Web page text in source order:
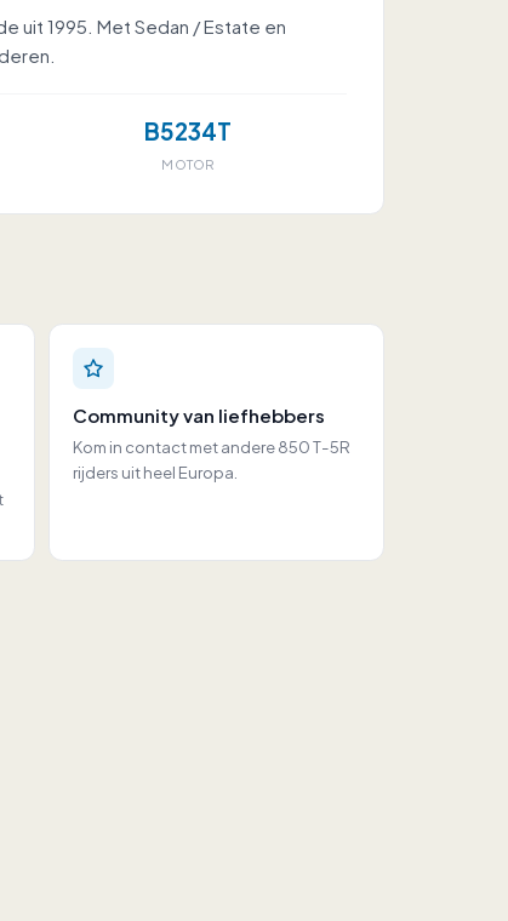
uit 1995. Met Sedan / Estate en
B5234T
MOTOR
Community van liefhebbers
Kom in contact met andere 850 T-5R
rijders uit heel Europa.